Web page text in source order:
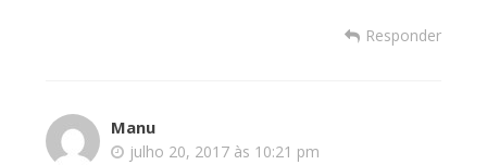
Responder
Manu
julho 20, 2017 às 10:21 pm